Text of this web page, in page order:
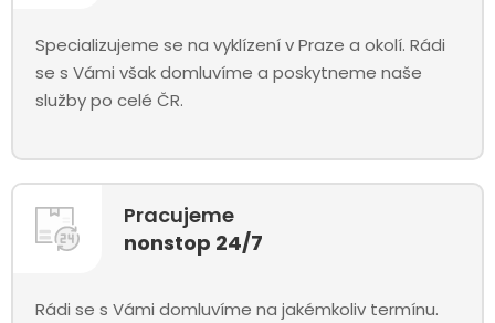
Specializujeme se na vyklízení v Praze a okolí. Rádi
se s Vámi však domluvíme a poskytneme naše
služby po celé ČR.
Pracujeme
nonstop 24/7
Rádi se s Vámi domluvíme na jakémkoliv termínu.